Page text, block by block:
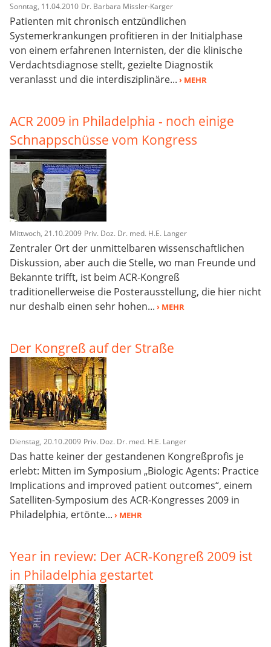
Sonntag, 11.04.2010 Dr. Barbara Missler-Karger
Patienten mit chronisch entzündlichen
Systemerkrankungen profitieren in der Initialphase
von einem erfahrenen Internisten, der die klinische
Verdachtsdiagnose stellt, gezielte Diagnostik
veranlasst und die interdisziplinäre... › MEHR
ACR 2009 in Philadelphia - noch einige
Schnappschüsse vom Kongress
Mittwoch, 21.10.2009 Priv. Doz. Dr. med. H.E. Langer
Zentraler Ort der unmittelbaren wissenschaftlichen
Diskussion, aber auch die Stelle, wo man Freunde und
Bekannte trifft, ist beim ACR-Kongreß
traditionellerweise die Posterausstellung, die hier nicht
nur deshalb einen sehr hohen... › MEHR
Der Kongreß auf der Straße
Dienstag, 20.10.2009 Priv. Doz. Dr. med. H.E. Langer
Das hatte keiner der gestandenen Kongreßprofis je
erlebt: Mitten im Symposium „Biologic Agents: Practice
Implications and improved patient outcomes“, einem
Satelliten-Symposium des ACR-Kongresses 2009 in
Philadelphia, ertönte... › MEHR
Year in review: Der ACR-Kongreß 2009 ist
in Philadelphia gestartet